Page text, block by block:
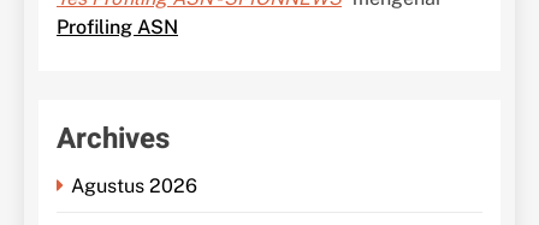
Profiling ASN
Archives
Agustus 2026